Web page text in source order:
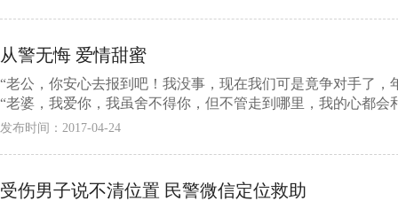
从警无悔 爱情甜蜜
“老公，你安心去报到吧！我没事，现在我们可是竟争对手了
“老婆，我爱你，我虽舍不得你，但不管走到哪里，我的心都会
发布时间：2017-04-24
受伤男子说不清位置 民警微信定位救助